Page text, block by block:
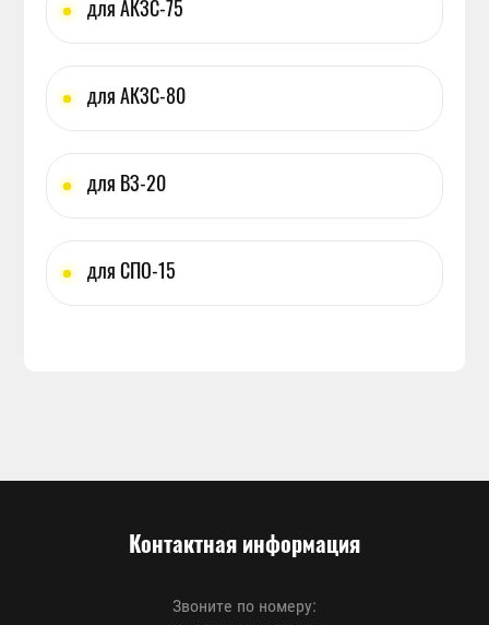
для АКЗС-75
для АКЗС-80
для ВЗ-20
для СПО-15
Контактная информация
Звоните по номеру: